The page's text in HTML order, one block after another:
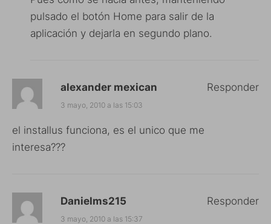
pulsado el botón Home para salir de la
aplicación y dejarla en segundo plano.
alexander mexican
3 mayo, 2010 a las 15:03
el installus funciona, es el unico que me
interesa???
Responder
Danielms215
3 mayo, 2010 a las 15:37
Responder